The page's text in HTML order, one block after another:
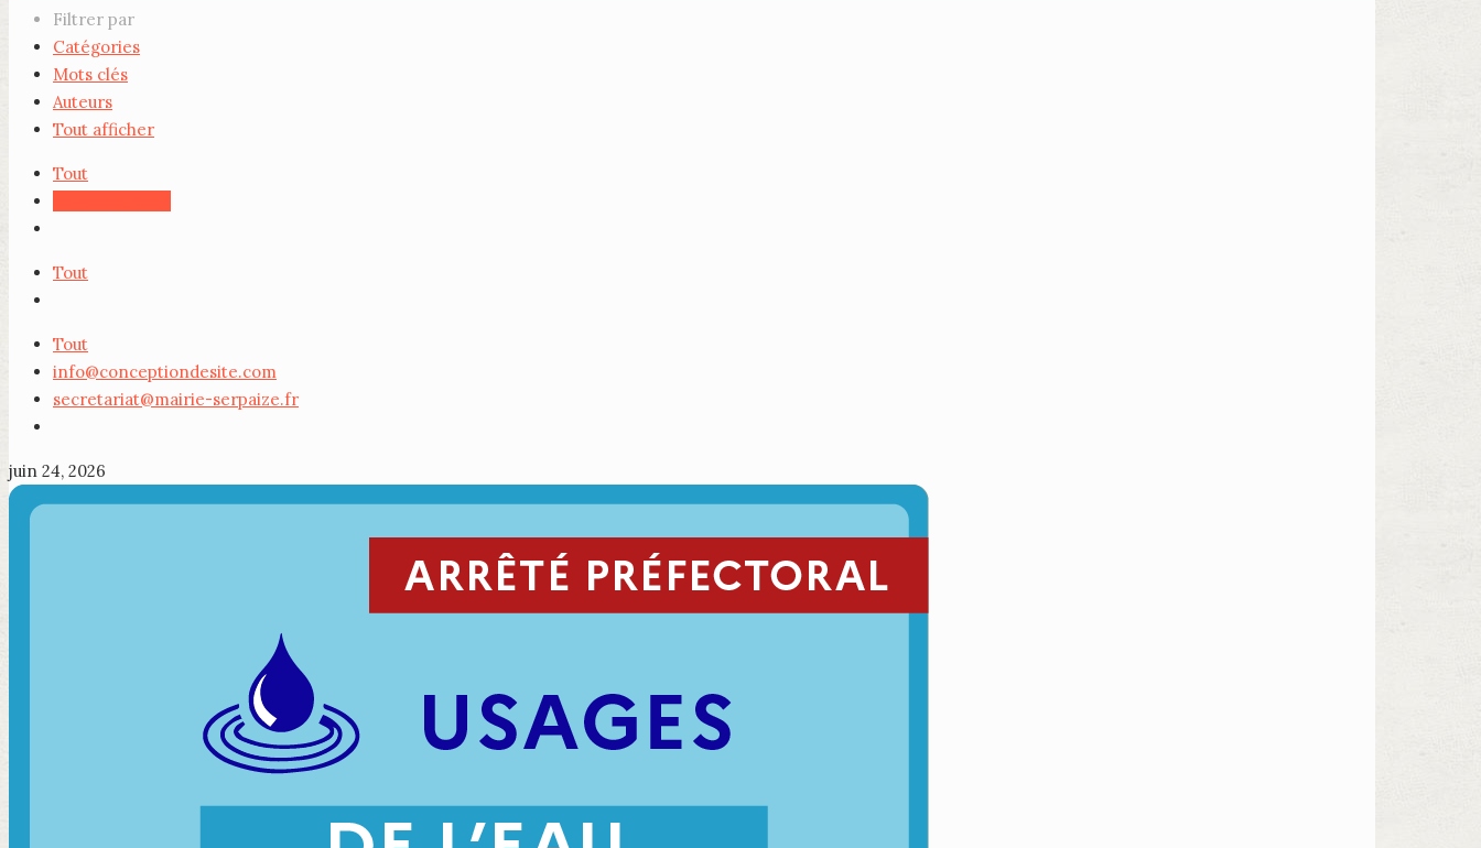
Filtrer par
Catégories
Mots clés
Auteurs
Tout afficher
Tout
Tout
Tout
info@conceptiondesite.com
secretariat@mairie-serpaize.fr
juin 24, 2026